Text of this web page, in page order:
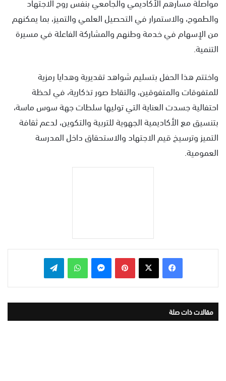
والطموح، والاستمرار في التحصيل العلمي والتميز، بما يمكنهم
من الإسهام في خدمة وطنهم والمشاركة الفاعلة في مسيرة
التنمية.
واختتم هذا الحفل بتسليم شواهد تقديرية وهدايا رمزية
للمتفوقات والمتفوقين، والتقاط صور تذكارية، في لحظة
احتفالية جسدت العناية التي توليها سلطات جهة سوس ماسة،
بتنسيق مع الأكاديمية الجهوية للتربية والتكوين، لدعم ثقافة
التميز وترسيخ قيم الاجتهاد والاستحقاق داخل المدرسة
العمومية.
بينتيريست واتساب
مقالات ذات صلة